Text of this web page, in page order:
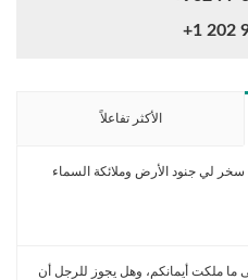
+1 202
الأكثر تفاعلاً
لي جنود الأرض وملائكة السماء
ما ملكت أيمانكم، وهل يجوز للرجل أن